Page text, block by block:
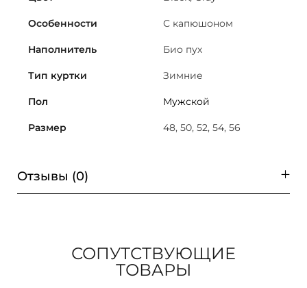
Особенности С капюшоном
Наполнитель Био пух
Тип куртки Зимние
Пол Мужской
Размер 48, 50, 52, 54, 56
Отзывы (0)
СОПУТСТВУЮЩИЕ
ТОВАРЫ